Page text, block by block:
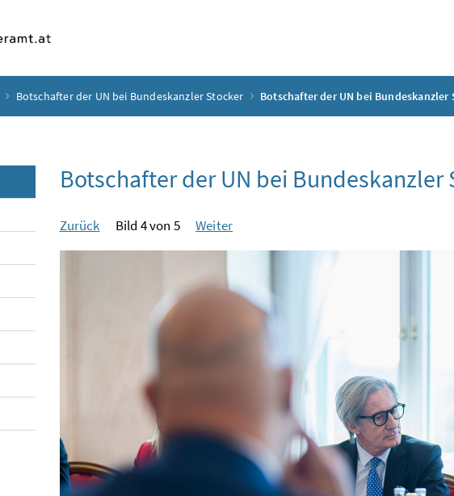
Botschafter der UN bei Bundeskanzler Stocker Botschafter der UN bei Bundeskanzler
Botschafter der UN bei Bundeskanzler
Zurück Bild 4 von 5 Weiter